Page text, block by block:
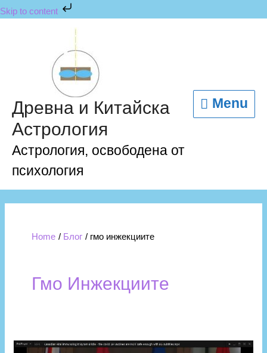
Skip to content
Skip
to
Древна и Китайска
Астрология
Астрология, освободена от
психология
Menu
Home Блог гмо инжекциите
Гмо Инжекциите
Канадски